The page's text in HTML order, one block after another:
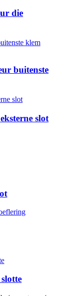
die
buitenste
slot